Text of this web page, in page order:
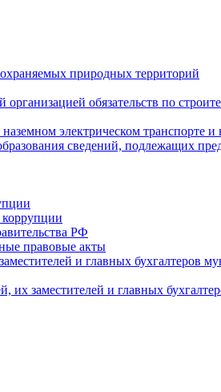
природных территорий
обязательств по
электрическом транспорте и
сведений, подлежащих
РФ
правовые акты
и главных
их заместителей и главных